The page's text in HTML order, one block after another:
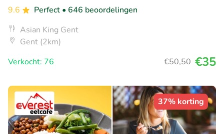
9.6
Perfect • 646 beoordelingen
Asian King Gent
Gent (2km)
Verkocht: 76
€50,50 €35
37% korting